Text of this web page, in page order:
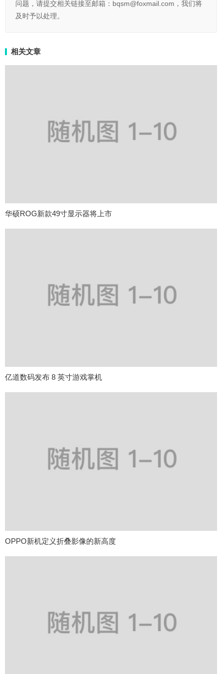
问题，请提交相关链接至邮箱：bqsm@foxmail.com，我们将
及时予以处理。
相关文章
华硕ROG新款49寸显示器将上市
亿道数码发布 8 英寸游戏掌机
OPPO新机定义折叠影像的新高度